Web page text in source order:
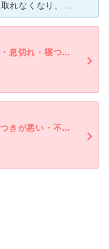
酷い不眠症に陥り、連続した睡眠が2時間以上取れなくなり、 ある程度自分で耐えていたのですが、身体も追いつかなくなり 会社の近くの病院でどこかないかと探しました。 心療内科の門をたたくのは初めてで
肩こり・肩の痛み・めまい・だるい・動悸・息切れ・寝つきが悪い・不眠・気が滅入る・不安
肩こり・肩の痛み・だるい・体調不良・寝つきが悪い・不眠・気が滅入る・不安・気分が異常に高揚している